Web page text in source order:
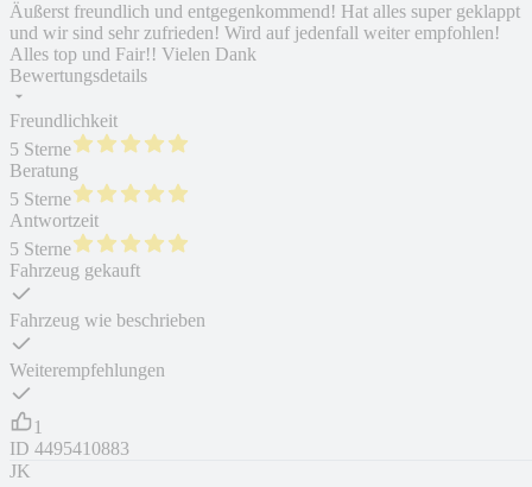
Äußerst freundlich und entgegenkommend! Hat alles super geklappt
und wir sind sehr zufrieden! Wird auf jedenfall weiter empfohlen!
Alles top und Fair!! Vielen Dank
Bewertungsdetails
Freundlichkeit
5 Sterne
Beratung
5 Sterne
Antwortzeit
5 Sterne
Fahrzeug gekauft
Fahrzeug wie beschrieben
Weiterempfehlungen
1
ID 4495410883
JK